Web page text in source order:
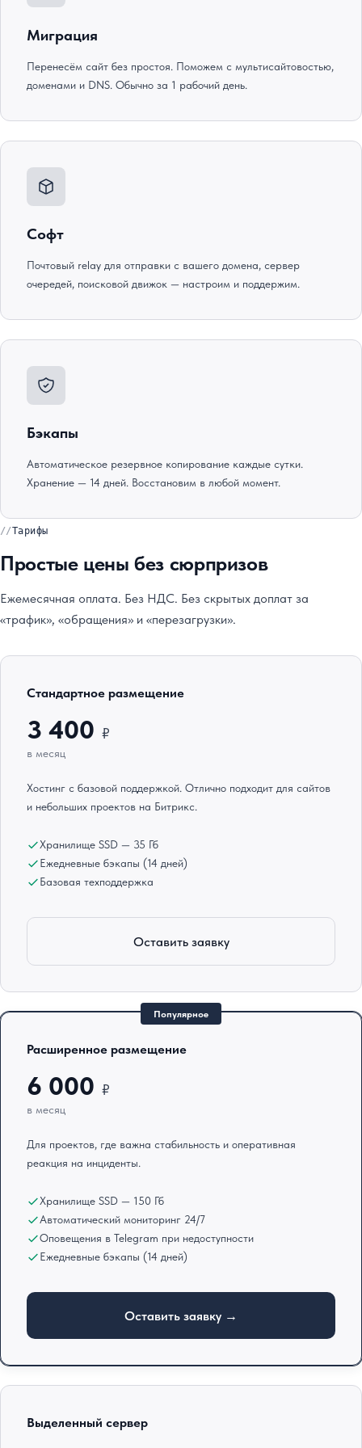
Миграция
Перенесём сайт без простоя. Поможем с мультисайтовостью,
доменами и DNS. Обычно за 1 рабочий день.
Софт
Почтовый relay для отправки с вашего домена, сервер
очередей, поисковой движок — настроим и поддержим.
Бэкапы
Автоматическое резервное копирование каждые сутки.
Хранение — 14 дней. Восстановим в любой момент.
Тарифы
Простые цены без сюрпризов
Ежемесячная оплата. Без НДС. Без скрытых доплат за
«трафик», «обращения» и «перезагрузки».
Стандартное размещение
3 400 ₽
в месяц
Хостинг с базовой поддержкой. Отлично подходит для сайтов
и небольших проектов на Битрикс.
Хранилище SSD — 35 Гб
Ежедневные бэкапы (14 дней)
Базовая техподдержка
Оставить заявку
Популярное
Расширенное размещение
6 000 ₽
в месяц
Для проектов, где важна стабильность и оперативная
реакция на инциденты.
Хранилище SSD — 150 Гб
Автоматический мониторинг 24/7
Оповещения в Telegram при недоступности
Ежедневные бэкапы (14 дней)
Оставить заявку →
Выделенный сервер